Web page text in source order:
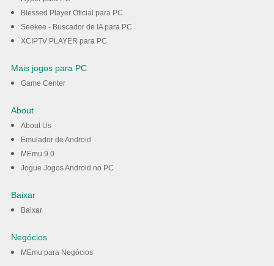
Blessed Player Oficial para PC
Seekee - Buscador de IA para PC
XCIPTV PLAYER para PC
Mais jogos para PC
Game Center
About
About Us
Emulador de Android
MEmu 9.0
Jogue Jogos Android no PC
Baixar
Baixar
Negócios
MEmu para Negócios